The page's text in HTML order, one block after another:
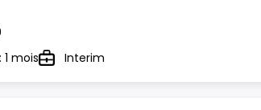
1 moisTypeInterim